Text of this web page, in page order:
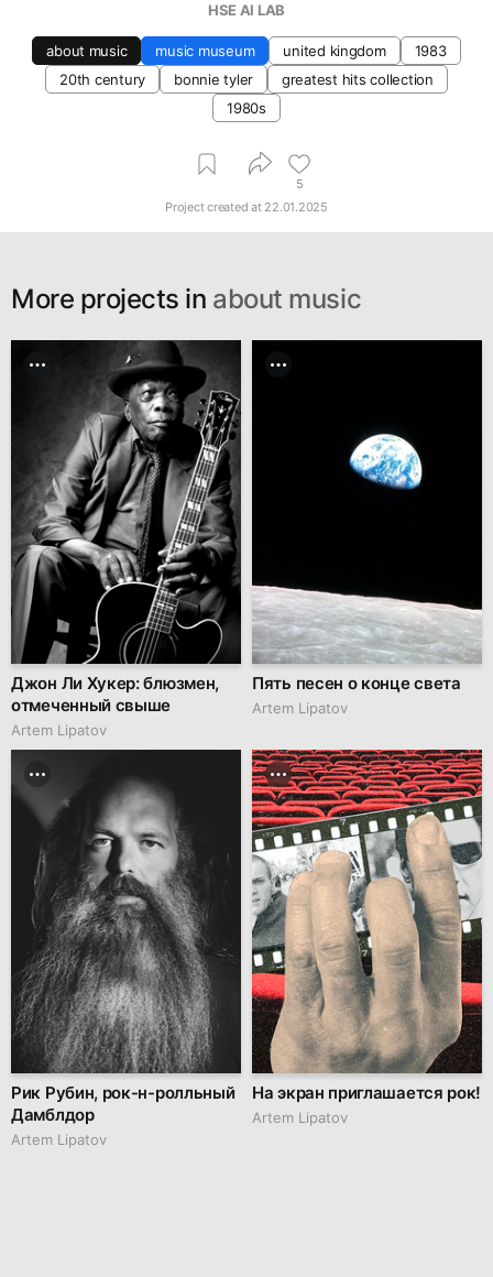
HSE AI LAB
about music music museum united kingdom
1983
20th century
bonnie tyler
greatest hits collection
1980s
5
Project created at 22.01.2025
More projects in about music
Джон Ли Хукер: блюзмен,
отмеченный свыше
Artem Lipatov
Пять песен о конце света
Artem Lipatov
Рик Рубин, рок-н-ролльный
Дамблдор
Artem Lipatov
На экран приглашается рок!
Artem Lipatov